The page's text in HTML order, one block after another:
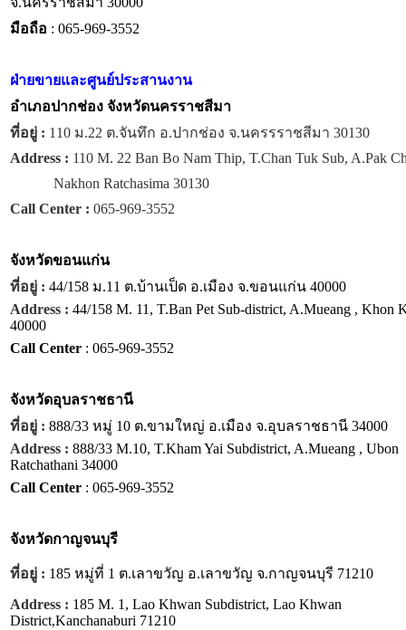
มือถือ : 065-969-3552
ฝ่ายขายและศูนย์ประสานงาน
อำเภอปากช่อง จังหวัดนครราชสีมา
ที่อยู่ : 110 ม.22 ต.จันทึก อ.ปากช่อง จ.นครรราชสีมา 30130
Address : 110 M. 22 Ban Bo Nam Thip, T.Chan Tuk Sub, A.Pak
Nakhon Ratchasima 30130
Call Center : 065-969-3552
จังหวัดขอนแก่น
ที่อยู่ : 44/158 ม.11 ต.บ้านเป็ด อ.เมือง จ.ขอนแก่น 40000
Address : 44/158 M. 11, T.Ban Pet Sub-district, A.Mueang , Khon
40000
Call Center : 065-969-3552
จังหวัดอุบลราชธานี
ที่อยู่ : 888/33 หมู่ 10 ต.ขามใหญ่ อ.เมือง จ.อุบลราชธานี 34000
Address : 888/33 M.10, T.Kham Yai Subdistrict, A.Mueang , Ubon
Ratchathani 34000
Call Center : 065-969-3552
จังหวัดกาญจนบุรี
ที่อยู่ : 185 หมู่ที่ 1 ต.เลาขวัญ อ.เลาขวัญ จ.กาญจนบุรี 71210
Address : 185 M. 1, Lao Khwan Subdistrict, Lao Khwan
District,Kanchanaburi 71210